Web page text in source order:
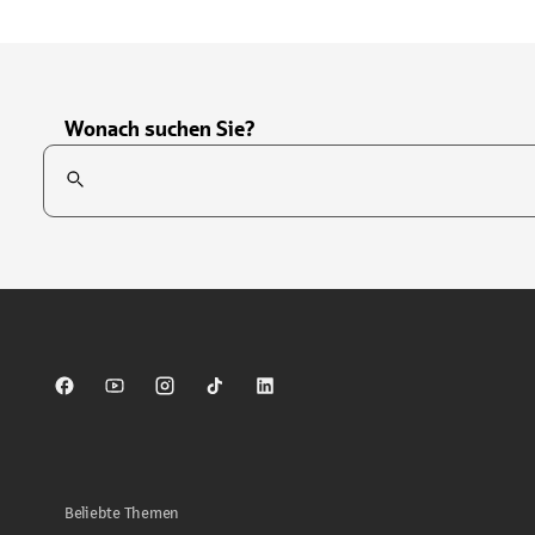
Wonach suchen Sie?
Suchfeld
Sparkasse auf Facebook
Sparkasse auf Youtube
Sparkasse auf Instagram
Sparkasse auf TikTok
Sparkasse auf LinkedIn
Beliebte Themen